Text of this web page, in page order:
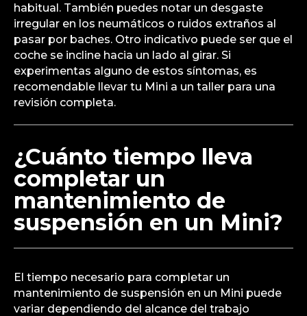
habitual. También puedes notar un desgaste
irregular en los neumáticos o ruidos extraños al
pasar por baches. Otro indicativo puede ser que el
coche se incline hacia un lado al girar. Si
experimentas alguno de estos síntomas, es
recomendable llevar tu Mini a un taller para una
revisión completa.
¿Cuánto tiempo lleva
completar un
mantenimiento de
suspensión en un Mini?
El tiempo necesario para completar un
mantenimiento de suspensión en un Mini puede
variar dependiendo del alcance del trabajo